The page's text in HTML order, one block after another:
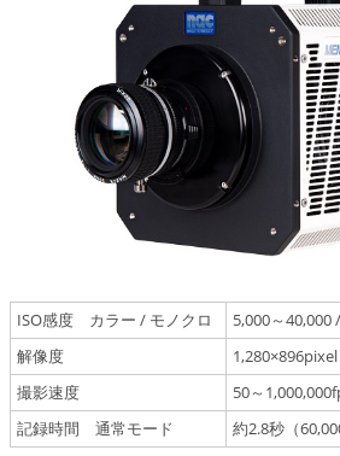
ISO感度 カラー / モノクロ
5,000～40,000
解像度
1,280×896pixel
撮影速度
50～
記録時間 通常モード
約2.8秒（